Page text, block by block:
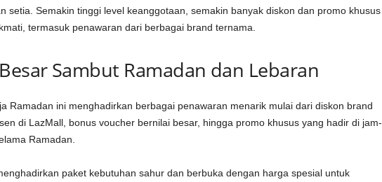
setia. Semakin tinggi level keanggotaan, semakin banyak diskon dan promo khusus
termasuk penawaran dari berbagai brand ternama.
Sambut Ramadan dan Lebaran
Ramadan ini menghadirkan berbagai penawaran menarik mulai dari diskon brand
di LazMall, bonus voucher bernilai besar, hingga promo khusus yang hadir di jam-
Ramadan.
paket kebutuhan sahur dan berbuka dengan harga spesial untuk